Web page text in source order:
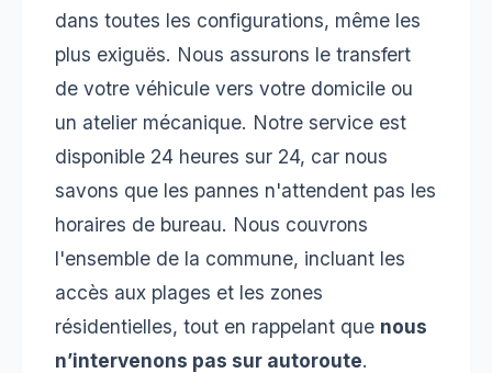
dans toutes les configurations, même les
plus exiguës. Nous assurons le transfert
de votre véhicule vers votre domicile ou
un atelier mécanique. Notre service est
disponible 24 heures sur 24, car nous
savons que les pannes n'attendent pas les
horaires de bureau. Nous couvrons
l'ensemble de la commune, incluant les
accès aux plages et les zones
résidentielles, tout en rappelant que nous
n’intervenons pas sur autoroute.